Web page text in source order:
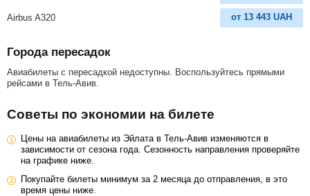
Airbus A320 от 13 443 UAH
Города пересадок
Авиабилеты с пересадкой недоступны. Воспользуйтесь прямыми
рейсами в Тель-Авив.
Советы по экономии на билете
Цены на авиабилеты из Эйлата в Тель-Авив изменяются в
зависимости от сезона года. Сезонность направления проверяйте
на графике ниже.
Покупайте билеты минимум за 2 месяца до отправления, в это
время цены ниже.